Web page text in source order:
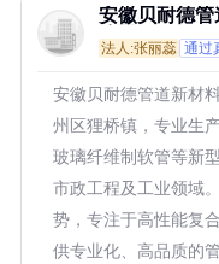
安徽贝耐德
公司
法人:张丽蕊 通过
安徽贝耐德管道新材
州区狸桥镇，专业生
玻璃纤维制软管等新
市政工程及工业领域
势，专注于高性能复
供专业化、高品质的